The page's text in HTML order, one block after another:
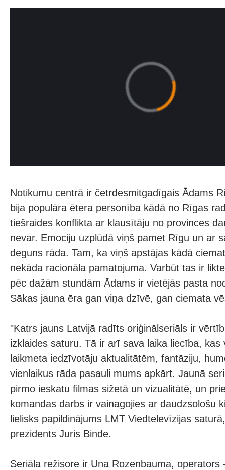
Notikumu centrā ir četrdesmitgadīgais Ādams
bija populāra ētera personība kādā no Rīgas
tiešraides konflikta ar klausītāju no provinces
nevar. Emociju uzplūdā viņš pamet Rīgu un ar
deguns rāda. Tam, ka viņš apstājas kādā
nekāda racionāla pamatojuma. Varbūt tas ir
pēc dažām stundām Ādams ir vietējās pasta
Sākas jauna ēra gan viņa dzīvē, gan ciemata
"Katrs jauns Latvijā radīts oriģinālseriāls ir
izklaides saturu. Tā ir arī sava laika liecība,
laikmeta iedzīvotāju aktualitātēm, fantāziju,
vienlaikus rāda pasauli mums apkārt. Jaunā
pirmo ieskatu filmas sižetā un vizualitātē, un
komandas darbs ir vainagojies ar daudzsološu
lielisks papildinājums LMT Viedtelevīzijas
prezidents Juris Binde.
Seriāla režisore ir Una Rozenbauma, operators